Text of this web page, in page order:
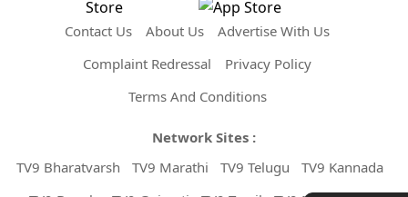
Contact Us About Us
Advertise With Us
Complaint Redressal
Privacy Policy
Terms And Conditions
Network Sites :
TV9 Bharatvarsh
TV9 Marathi TV9 Telugu
TV9 Kannada